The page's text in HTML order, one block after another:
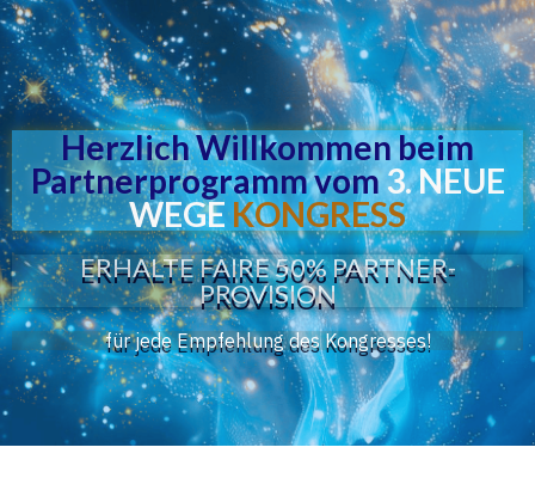
Herzlich Willkommen beim
Partnerprogramm vom3. NEUE
WEGEKONGRESS
ERHALTE FAIRE 50% PARTNER-
PROVISION
für jede Empfehlung des Kongresses!